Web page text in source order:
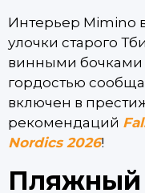
Интерьер Mimino
улочки старого
винными бочками
гордостью
включен в
рекомендаций
Nordics 2026!
Пляжный